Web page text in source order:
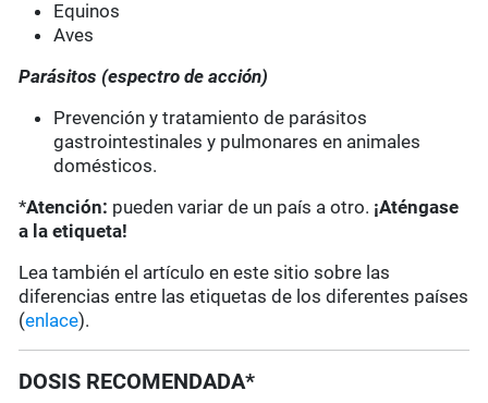
Equinos
Aves
Parásitos (espectro de acción)
Prevención y tratamiento de parásitos
gastrointestinales y pulmonares en animales
domésticos.
*Atención: pueden variar de un país a otro. ¡Aténgase
a la etiqueta!
Lea también el artículo en este sitio sobre las
diferencias entre las etiquetas de los diferentes países
(enlace).
DOSIS RECOMENDADA*